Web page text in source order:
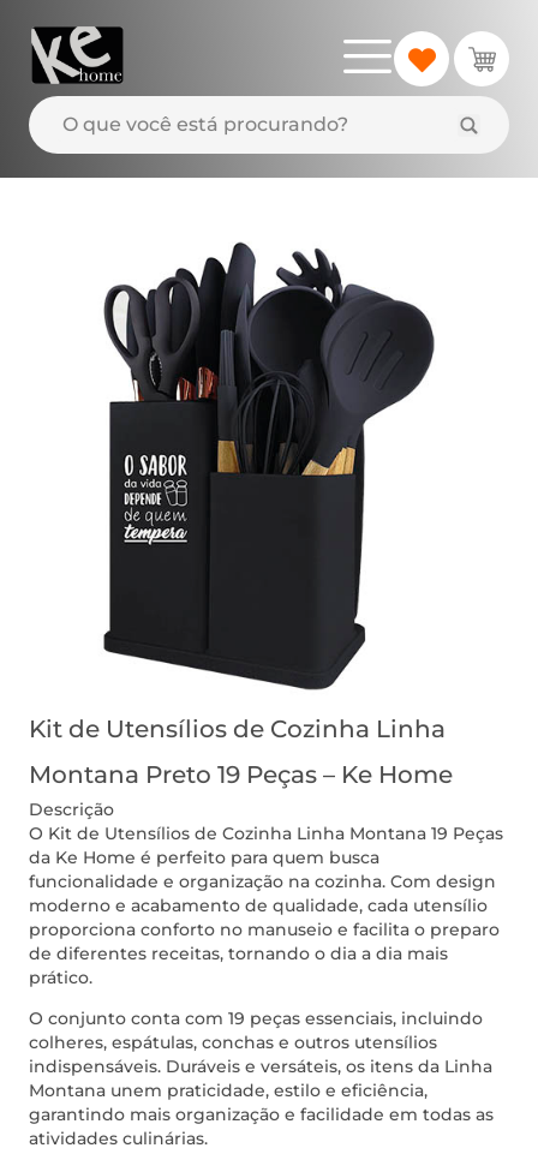
Kit de Utensílios de Cozinha Linha
Montana Preto 19 Peças – Ke Home
Descrição
O Kit de Utensílios de Cozinha Linha Montana 19 Peças
da Ke Home é perfeito para quem busca
funcionalidade e organização na cozinha. Com design
moderno e acabamento de qualidade, cada utensílio
proporciona conforto no manuseio e facilita o preparo
de diferentes receitas, tornando o dia a dia mais
prático.
O conjunto conta com 19 peças essenciais, incluindo
colheres, espátulas, conchas e outros utensílios
indispensáveis. Duráveis e versáteis, os itens da Linha
Montana unem praticidade, estilo e eficiência,
garantindo mais organização e facilidade em todas as
atividades culinárias.